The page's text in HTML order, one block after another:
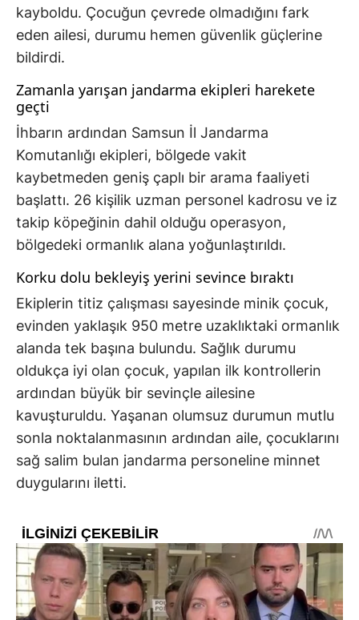
kayboldu. Çocuğun çevrede olmadığını fark
eden ailesi, durumu hemen güvenlik güçlerine
bildirdi.
Zamanla yarışan jandarma ekipleri harekete
geçti
İhbarın ardından Samsun İl Jandarma
Komutanlığı ekipleri, bölgede vakit
kaybetmeden geniş çaplı bir arama faaliyeti
başlattı. 26 kişilik uzman personel kadrosu ve iz
takip köpeğinin dahil olduğu operasyon,
bölgedeki ormanlık alana yoğunlaştırıldı.
Korku dolu bekleyiş yerini sevince bıraktı
Ekiplerin titiz çalışması sayesinde minik çocuk,
evinden yaklaşık 950 metre uzaklıktaki ormanlık
alanda tek başına bulundu. Sağlık durumu
oldukça iyi olan çocuk, yapılan ilk kontrollerin
ardından büyük bir sevinçle ailesine
kavuşturuldu. Yaşanan olumsuz durumun mutlu
sonla noktalanmasının ardından aile, çocuklarını
sağ salim bulan jandarma personeline minnet
duygularını iletti.